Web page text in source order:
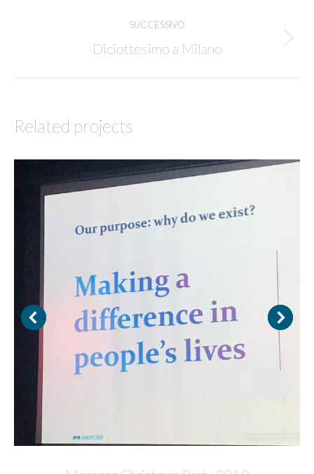
SUCCESSIVO
Next
Diciottesimo a Milano
Related projects